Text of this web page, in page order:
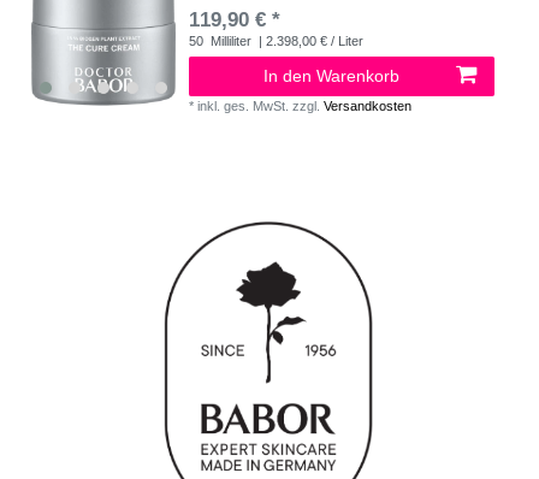
119,90 € *
50 Milliliter | 2.398,00 € / Liter
In den Warenkorb
*inkl. ges. MwSt. zzgl.Versandkosten